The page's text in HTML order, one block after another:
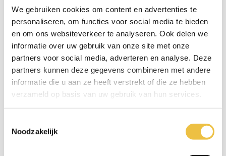
We gebruiken cookies om content en advertenties te
personaliseren, om functies voor social media te bieden
en om ons websiteverkeer te analyseren. Ook delen we
informatie over uw gebruik van onze site met onze
partners voor social media, adverteren en analyse. Deze
partners kunnen deze gegevens combineren met andere
informatie die u aan ze heeft verstrekt of die ze hebben
verzameld op basis van uw gebruik van hun services.
Noodzakelijk
« Tout le monde voulait aider à résoudre le
problème. C’est ça la famille CoderDojo : si
toi tu peux pas, quelqu’un d’autre pourra »
Explique Eddy.
permet aux jeunes d'autant progresser et d'acquérir de